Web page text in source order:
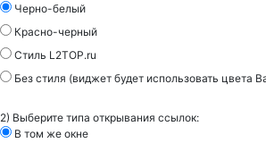
Черно-белый
Красно-черный
Стиль L2TOP.ru
Без стиля (виджет будет использовать цвета
2) Выберите типа открывания ссылок:
В том же окне